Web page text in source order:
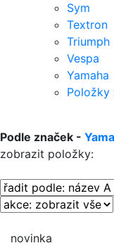
Sym
Textron
Triumph
Vespa
Yamaha
Položky
Podle značek -
zobrazit položky:
novinka